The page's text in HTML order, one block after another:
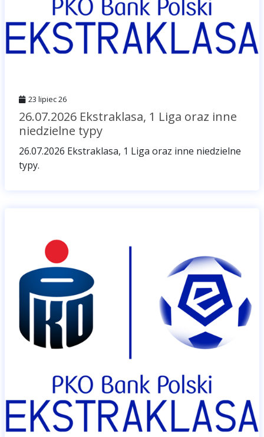
23 lipiec 26
26.07.2026 Ekstraklasa, 1 Liga oraz inne
niedzielne typy
26.07.2026 Ekstraklasa, 1 Liga oraz inne niedzielne
typy.